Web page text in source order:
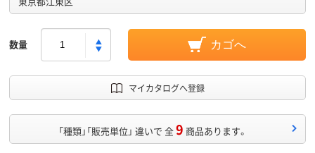
数量 カゴへ
マイカタログへ登録
「種類」「販売単位」 違いで 全9 商品あります。